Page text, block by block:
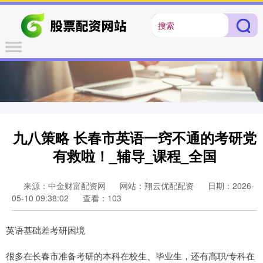
九八策略 长春市英语一窍不通的考研党
有救啦！_辅导_课程_全国
来源：中金财富配资网 网站：翔云优配配资
日期：2026-
05-10 09:38:02
查看：103
英语基础差考研困境
很多在长春市准备考研的本科在校生、毕业生，还有高职/专科在